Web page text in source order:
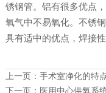
锈钢管。铝有很多优点
氧气中不易氧化。不锈
具有适中的优点，焊接
上一页： 手术室净化的特
下一页： 医用中心供氧系